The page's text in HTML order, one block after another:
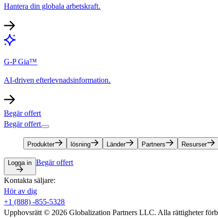
Hantera din globala arbetskraft.​​
G-P Gia™​​
AI-driven efterlevnadsinformation.​​
Begär offert​​
Begär offert​​
Produkter​​ lösning​​ Länder​​ Partners​​ Resurser​​
Logga in​​ Begär offert​​
Kontakta säljare:​​
Hör av dig​​
+1 (888) -855-5328​​
Upphovsrätt © 2026 Globalization Partners LLC. Alla rättigheter